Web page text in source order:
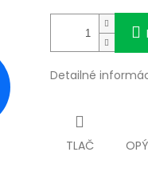
Detailné
TLAČ